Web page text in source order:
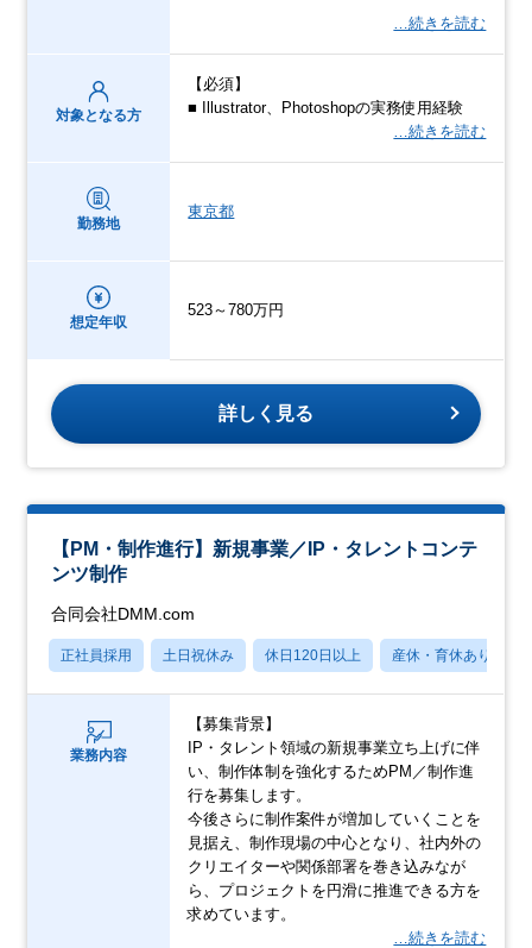
…続きを読む
対象となる方
【必須】
■ Illustrator、Photoshopの実務使用経験
…続きを読む
勤務地
東京都
想定年収
523～780万円
詳しく見る
【PM・制作進行】新規事業／IP・タレントコンテ
ンツ制作
合同会社DMM.com
正社員採用 土日祝休み 休日120日以上 産休・育休あり
業務内容
【募集背景】
IP・タレント領域の新規事業立ち上げに伴
い、制作体制を強化するためPM／制作進
行を募集します。
今後さらに制作案件が増加していくことを
見据え、制作現場の中心となり、社内外の
クリエイターや関係部署を巻き込みなが
ら、プロジェクトを円滑に推進できる方を
求めています。
…続きを読む